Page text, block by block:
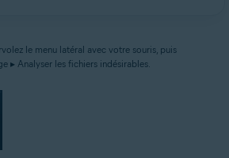
le menu latéral avec votre souris, puis
▸ Analyser les fichiers indésirables.